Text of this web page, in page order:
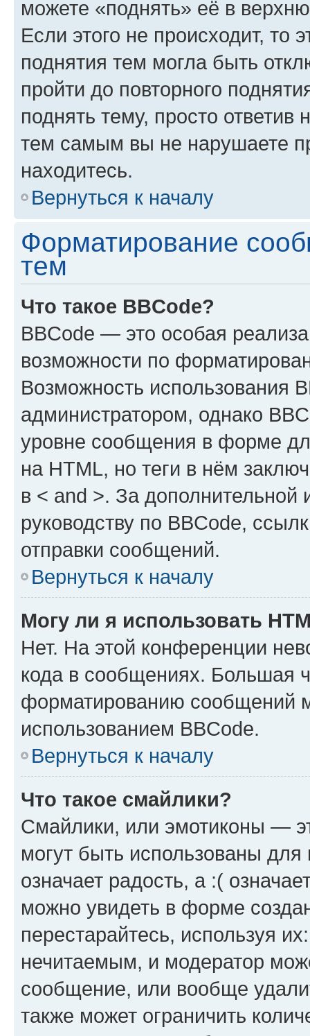
можете «поднять» её в
Если этого не происходит, то
поднятия тем могла быть
пройти до повторного
поднять тему, просто ответив
тем самым вы не нарушаете
находитесь.
Вернуться к началу
Форматирование
тем
Что такое BBCode?
BBCode — это особая
возможности по
Возможность использования
администратором, однако
уровне сообщения в форме
на HTML, но теги в нём
в < and >. За
руководству по BBCode,
отправки сообщений.
Вернуться к началу
Могу ли я использовать
Нет. На этой конференции
кода в сообщениях. Большая
форматированию сообщений
использованием BBCode.
Вернуться к началу
Что такое смайлики?
Смайлики, или эмотиконы —
могут быть использованы
означает радость, а :(
можно увидеть в форме
перестарайтесь, используя
нечитаемым, и модератор
сообщение, или вообще
также может ограничить